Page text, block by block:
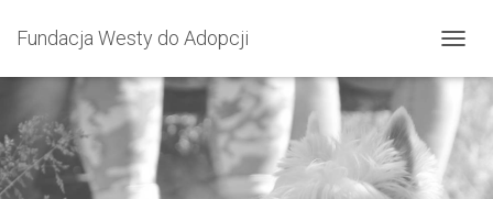
Fundacja Westy do Adopcji
R
E
Ł
C